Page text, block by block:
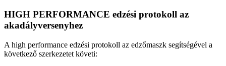
HIGH PERFORMANCE edzési protokoll az
akadályversenyhez
A high performance edzési protokoll az edzőmaszk segítségével a
következő szerkezetet követi: